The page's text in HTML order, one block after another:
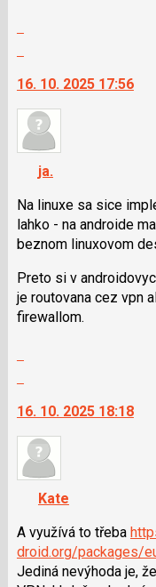
pro
předchozí
nový
názor
další
nový
názor.
navigaci
lze
použít
i
klávesy
pro
následující
a
názor
16. 10. 2025 17:56
ja.
Na linuxe sa sice
lahko - na androide
beznom linuxovom
Preto si v
je routovana cez vpn
firewallom.
další
nový
názor.
navigaci
lze
použít
i
klávesy
16. 10. 2025 18:18
Kate
A využívá to třeba
droid.org/packages/
Jediná nevýhoda je,